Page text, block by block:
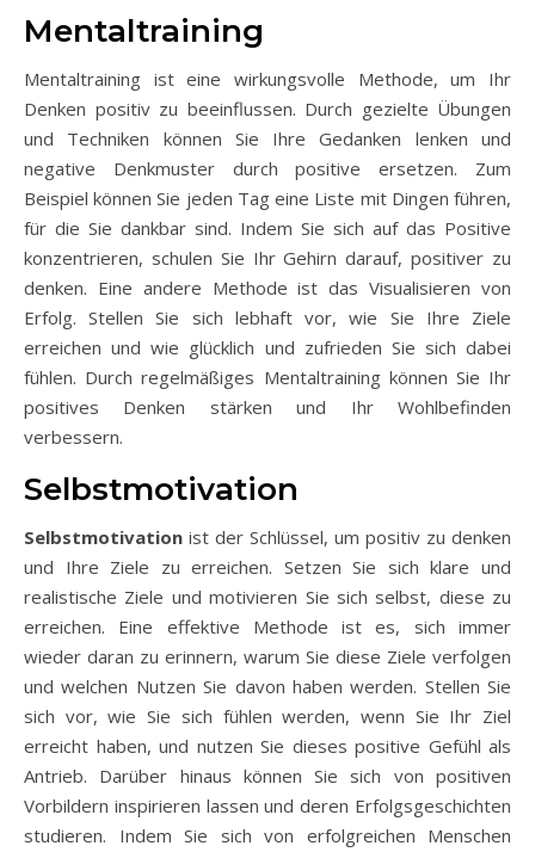
Mentaltraining
Mentaltraining ist eine wirkungsvolle Methode, um Ihr
Denken positiv zu beeinflussen. Durch gezielte Übungen
und Techniken können Sie Ihre Gedanken lenken und
negative Denkmuster durch positive ersetzen. Zum
Beispiel können Sie jeden Tag eine Liste mit Dingen führen,
für die Sie dankbar sind. Indem Sie sich auf das Positive
konzentrieren, schulen Sie Ihr Gehirn darauf, positiver zu
denken. Eine andere Methode ist das Visualisieren von
Erfolg. Stellen Sie sich lebhaft vor, wie Sie Ihre Ziele
erreichen und wie glücklich und zufrieden Sie sich dabei
fühlen. Durch regelmäßiges Mentaltraining können Sie Ihr
positives Denken stärken und Ihr Wohlbefinden
verbessern.
Selbstmotivation
Selbstmotivation ist der Schlüssel, um positiv zu denken
und Ihre Ziele zu erreichen. Setzen Sie sich klare und
realistische Ziele und motivieren Sie sich selbst, diese zu
erreichen. Eine effektive Methode ist es, sich immer
wieder daran zu erinnern, warum Sie diese Ziele verfolgen
und welchen Nutzen Sie davon haben werden. Stellen Sie
sich vor, wie Sie sich fühlen werden, wenn Sie Ihr Ziel
erreicht haben, und nutzen Sie dieses positive Gefühl als
Antrieb. Darüber hinaus können Sie sich von positiven
Vorbildern inspirieren lassen und deren Erfolgsgeschichten
studieren. Indem Sie sich von erfolgreichen Menschen